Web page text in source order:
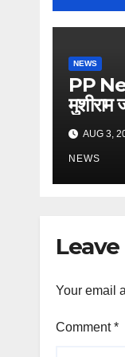
NEWS
PP
मुशीराम
पहचान:
किसान
AUG 3,
NEWS
Your email
Comment*